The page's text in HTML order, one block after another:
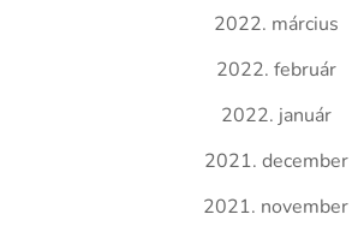
2022. március
2022. február
2022. január
2021. december
2021. november